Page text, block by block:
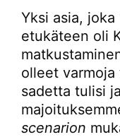
Yksi asia,
etukäteen oli
olleet
sadetta tulisi
scenarion